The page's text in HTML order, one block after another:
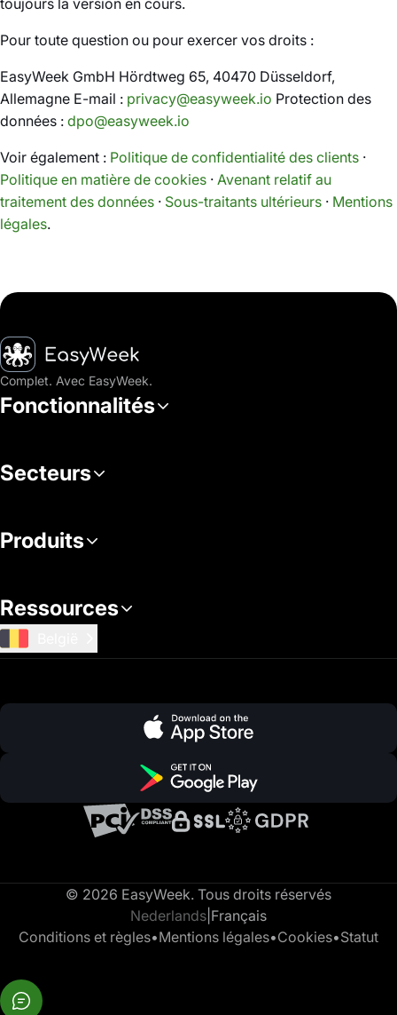
toujours la version en cours.
Pour toute question ou pour exercer vos droits :
EasyWeek GmbH Hördtweg 65, 40470 Düsseldorf,
Allemagne E-mail : privacy@easyweek.io Protection des
données : dpo@easyweek.io
Voir également : Politique de confidentialité des clients ·
Politique en matière de cookies · Avenant relatif au
traitement des données · Sous-traitants ultérieurs · Mentions
légales.
Accueil
Complet. Avec EasyWeek.
Fonctionnalités
Secteurs
Produits
Ressources
© 2026 EasyWeek. Tous droits réservés
Nederlands Français
Conditions et règles•Mentions légales•Cookies•Statut